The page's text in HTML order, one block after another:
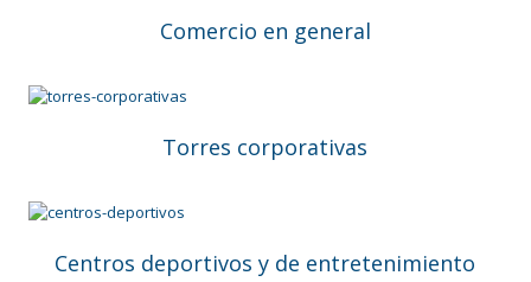
Comercio en general
Torres corporativas
Centros deportivos y de entretenimiento